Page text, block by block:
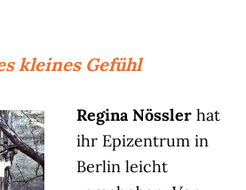
kleines Gefühl
Regina Nösslerhat
ihr Epizentrum in
Berlin leicht